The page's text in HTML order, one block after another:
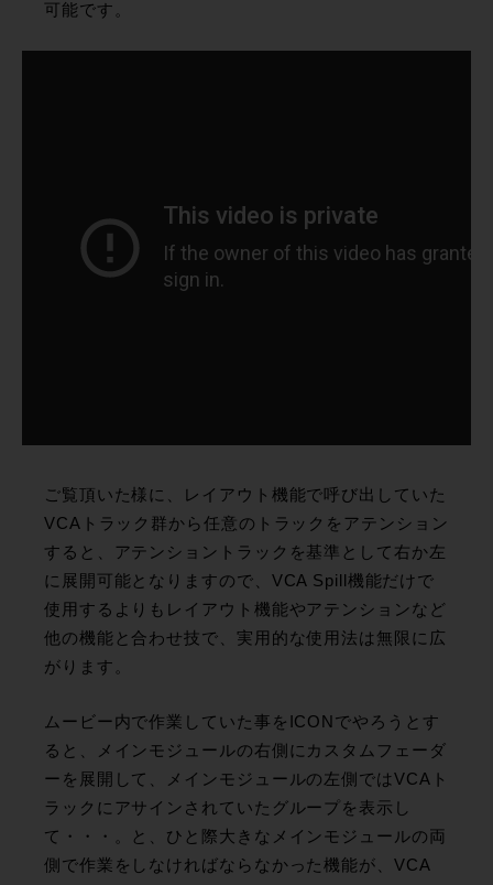
可能です。
ご覧頂いた様に、レイアウト機能で呼び出していた
VCAトラック群から任意のトラックをアテンション
すると、アテンショントラックを基準として右か左
に展開可能となりますので、VCA Spill機能だけで
使用するよりもレイアウト機能やアテンションなど
他の機能と合わせ技で、実用的な使用法は無限に広
がります。
ムービー内で作業していた事をICONでやろうとす
ると、メインモジュールの右側にカスタムフェーダ
ーを展開して、メインモジュールの左側ではVCAト
ラックにアサインされていたグループを表示し
て・・・。と、ひと際大きなメインモジュールの両
側で作業をしなければならなかった機能が、VCA